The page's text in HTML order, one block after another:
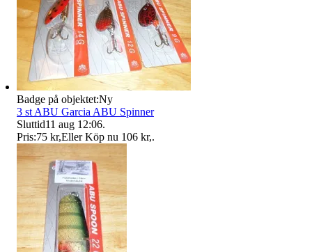
Badge på objektet:Ny
3 st ABU Garcia ABU Spinner
Sluttid11 aug 12:06.
Pris:75 kr,Eller Köp nu 106 kr,.